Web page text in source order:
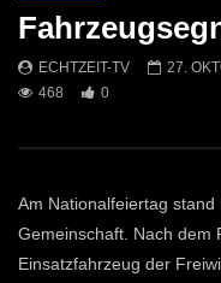
Leoben startet mit einem
ECHTZEIT-TV 27.
468
0
Am Nationalfeiertag
Gemeinschaft. Nach dem
Einsatzfahrzeug der